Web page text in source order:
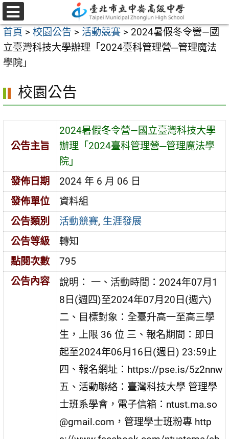
跳
至
主
要
內
區
選
單
首頁 > 校園公告 > 活動競賽 > 2024暑假冬令營—國
立臺灣科技大學辦理「2024臺科管理營─管理魔法
學院」
校園公告
公告主旨
2024暑假冬令營—國立臺灣科技大學
辦理「2024臺科管理營─管理魔法學
院」
發佈日期
2024 年 6 月 06 日
發佈單位
資料組
公告類別
活動競賽, 生涯發展
公告等級
轉知
點閱次數
795
公告內容
說明： 一、活動時間：2024年07月1
8日(週四)至2024年07月20日(週六)
二、目標對象：全臺升高一至高三學
生，上限 36 位 三、報名期間：即日
起至2024年06月16日(週日) 23:59止
四、報名網址：https://pse.is/5z2nnw
五、活動聯絡：臺灣科技大學 管理學
士班系學會，電子信箱：ntust.ma.so
@gmail.com，管理學士班粉專 http